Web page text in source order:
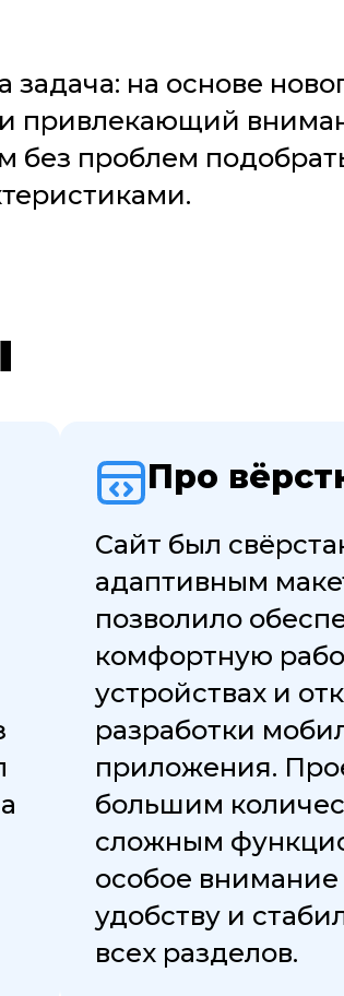
на основе
привлекающий
без проблем
Про
Сайт был
адаптивным
позволило
комфортную
устройствах и
разработки
приложения.
большим
сложным
особое
удобству и
всех разделов.